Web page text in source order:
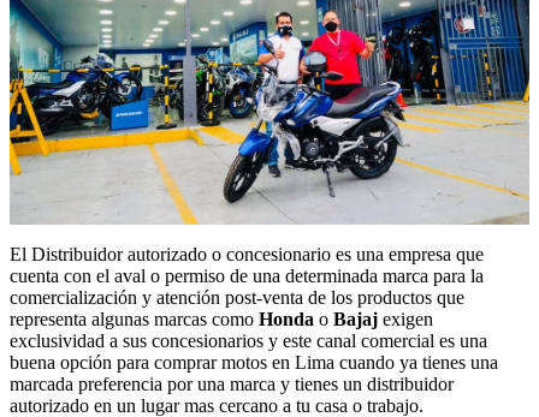
El Distribuidor autorizado o concesionario es una empresa que
cuenta con el aval o permiso de una determinada marca para la
comercialización y atención post-venta de los productos que
representa algunas marcas como Honda o Bajaj exigen
exclusividad a sus concesionarios y este canal comercial es una
buena opción para comprar motos en Lima cuando ya tienes una
marcada preferencia por una marca y tienes un distribuidor
autorizado en un lugar mas cercano a tu casa o trabajo.